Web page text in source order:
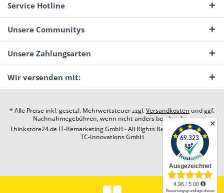
Service Hotline
Unsere Communitys
Unsere Zahlungsarten
Wir versenden mit:
* Alle Preise inkl. gesetzl. Mehrwertsteuer zzgl.Versandkosten und ggf.
Nachnahmegebühren, wenn nicht anders beschrieben
Thinkstore24.de IT-Remarketing GmbH - All Rights Reserved. Design by
TC-Innovations GmbH
✕